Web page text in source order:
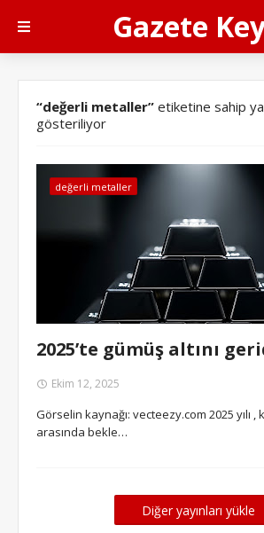
Gazete
değerli metaller etiketine sahip
gösteriliyor
değerli metaller
2025’te gümüş altını
Ekim 12, 2025
Görselin kaynağı: vecteezy.com 2025 yılı ,
arasında bekle…
Diğer yayınları yükle